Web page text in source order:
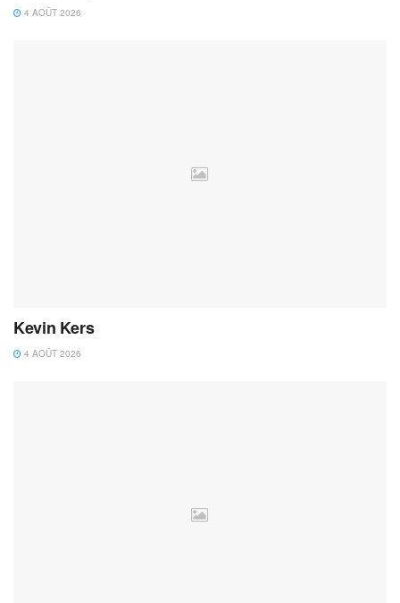
4 AOÛT 2026
Kevin Kers
4 AOÛT 2026